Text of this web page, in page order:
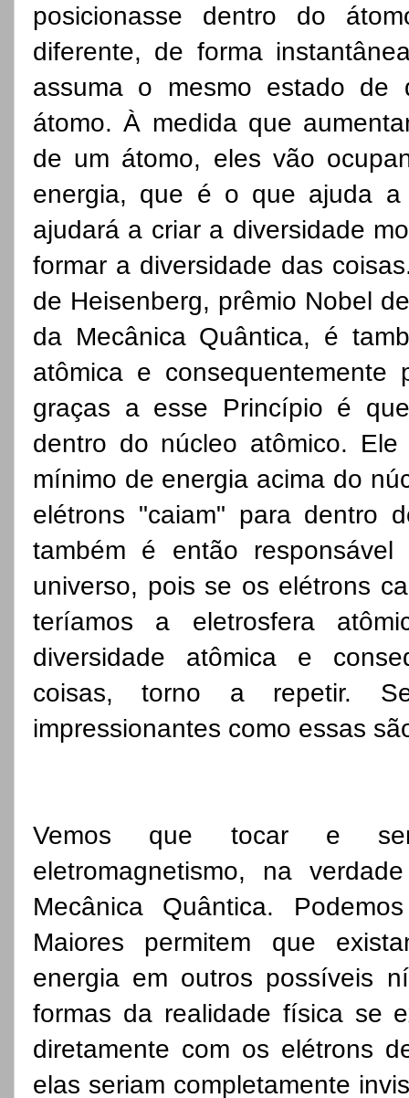
posicionasse dentro do
diferente, de forma
assuma o mesmo estado de
átomo. À medida que
de um átomo, eles vão
energia, que é o que ajuda a
ajudará a criar a diversidade
formar a diversidade das
de Heisenberg, prêmio Nobel
da Mecânica Quântica, é
atômica e
graças a esse Princípio é
dentro do núcleo atômico.
mínimo de energia acima do
elétrons "caiam" para dentro
também é então
universo, pois se os elétrons
teríamos a eletrosfera
diversidade atômica e
coisas, torno a repetir.
impressionantes como essas
Vemos que tocar e
eletromagnetismo, na
Mecânica Quântica.
Maiores permitem que
energia em outros possíveis
formas da realidade física se
diretamente com os elétrons
elas seriam completamente